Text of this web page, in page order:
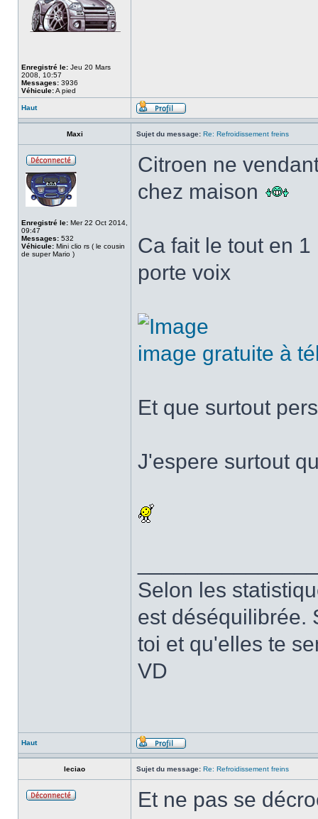
Enregistré le: Jeu 20 Mars
2008, 10:57
Messages: 3936
Véhicule:A pied
Haut
Maxi Sujet du message: Re: Refroidissement freins
Enregistré le: Mer 22 Oct 2014,
09:47
Messages: 532
Véhicule: Mini clio rs ( le cousin
de super Mario )
Citroen ne
chez maison
Ca fait le tout en
porte voix
image gratuite à
Et que surtout
J'espere surtout
Selon les
est déséquilibrée.
toi et qu'elles te
VD
Haut
leciao Sujet du message: Re: Refroidissement freins
Et ne pas se